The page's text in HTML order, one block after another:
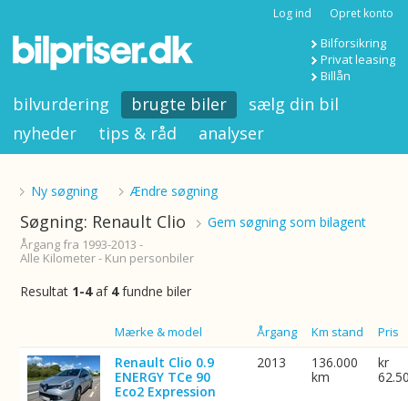
Log ind Opret konto
Bilforsikring
Privat leasing
Billån
bilvurdering brugte biler
sælg din bil
nyheder
tips & råd analyser
Ny søgning Ændre søgning
Søgning: Renault Clio Gem søgning som bilagent
Årgang fra 1993-2013 -
Alle Kilometer - Kun personbiler
Resultat 1-4af 4fundne biler
Mærke & model Årgang Km stand Pris
Renault Clio 0.9
ENERGY TCe 90
Eco2 Expression
2013
136.000
km
kr